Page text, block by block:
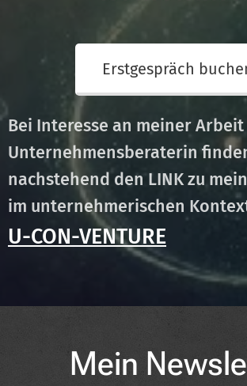
Erstgespräch
Bei Interesse an meiner Arbeit
Unternehmensberaterin
nachstehend den LINK zu
im unternehmerischen
U-CON-VENTURE
Mein